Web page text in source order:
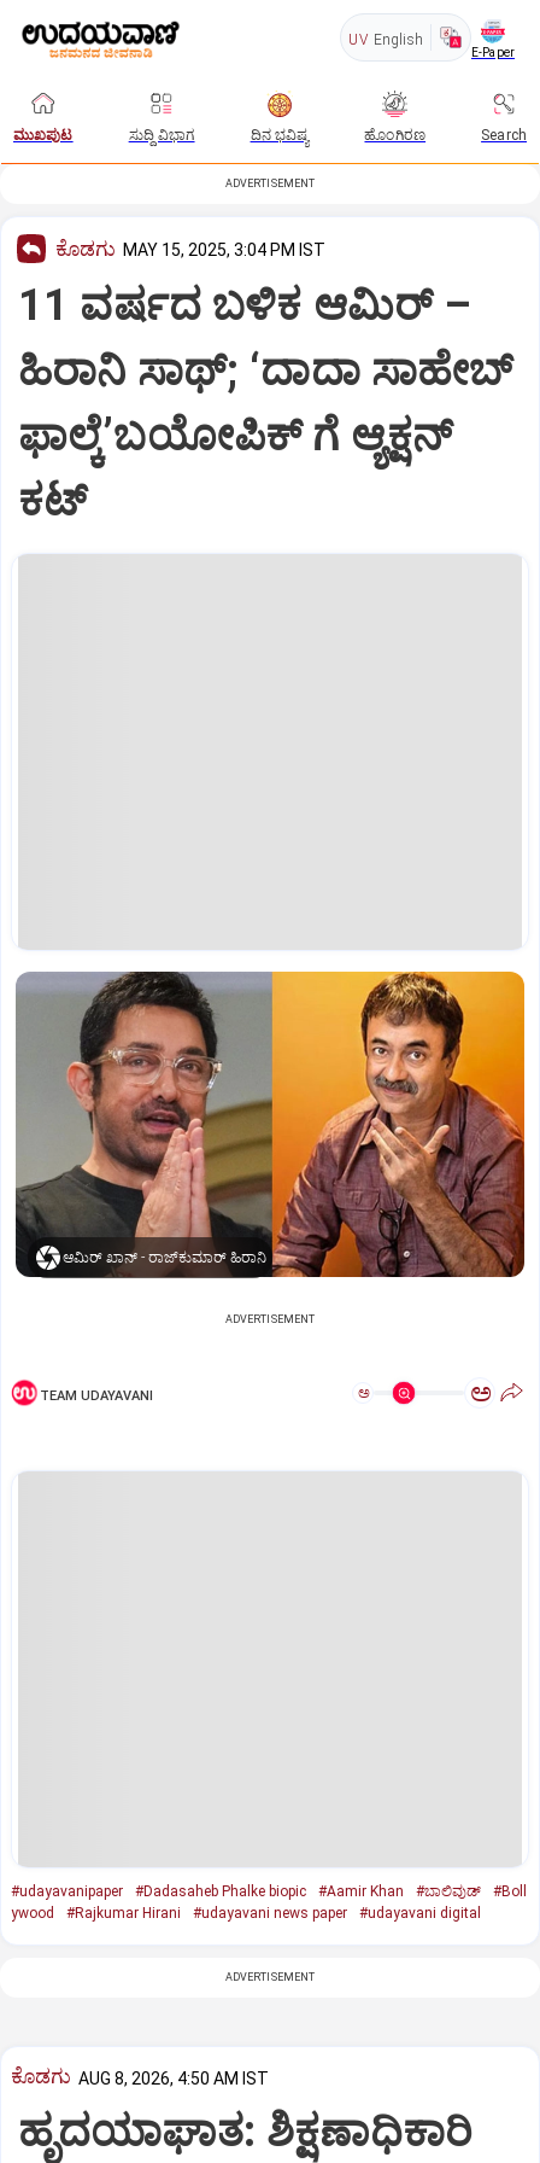
UV English
E-Paper
ಮುಖಪುಟ ಸುದ್ದಿ ವಿಭಾಗ ದಿನ ಭವಿಷ್ಯ ಹೊಂಗಿರಣ Search
ADVERTISEMENT
ಕೊಡಗು MAY 15, 2025, 3:04 PM IST
11 ವರ್ಷದ ಬಳಿಕ ಆಮಿರ್‌ –
ಹಿರಾನಿ ಸಾಥ್; ‘ದಾದಾ ಸಾಹೇಬ್
ಫಾಲ್ಕೆʼಬಯೋಪಿಕ್ ಗೆ ಆ್ಯಕ್ಷನ್
ಕಟ್
ಆಮಿರ್‌ ಖಾನ್‌ - ರಾಜ್‌ಕುಮಾರ್ ಹಿರಾನಿ
ADVERTISEMENT
TEAM UDAYAVANI ಅ ಅ
#udayavanipaper #Dadasaheb Phalke biopic #Aamir Khan #ಬಾಲಿವುಡ್‌
#Boll
ywood
#Rajkumar Hirani #udayavani news paper #udayavani digital
ADVERTISEMENT
ಕೊಡಗು AUG 8, 2026, 4:50 AM IST
ಹೃದಯಾಘಾತ: ಶಿಕ್ಷಣಾಧಿಕಾರಿ